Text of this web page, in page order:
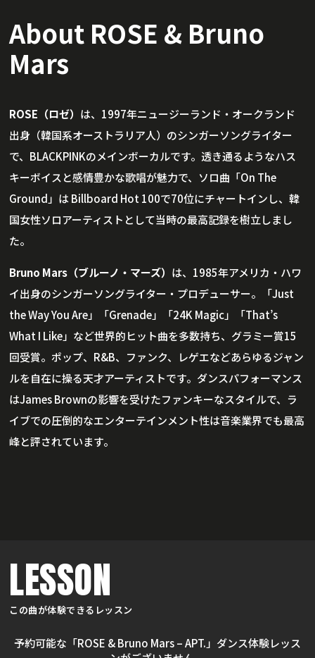
About ROSE & Bruno
Mars
ROSE（ロゼ） は、1997年ニュージーランド・オークランド
出身（韓国系オーストラリア人）のシンガーソングライター
で、BLACKPINKのメインボーカルです。透き通るようなハス
キーボイスと感情豊かな歌唱が魅力で、ソロ曲「On The
Ground」は Billboard Hot 100で70位にチャートインし、韓
国女性ソロアーティストとして当時の最高記録を樹立しまし
た。
Bruno Mars（ブルーノ・マーズ） は、1985年アメリカ・ハワ
イ出身のシンガーソングライター・プロデューサー。「Just
the Way You Are」「Grenade」「24K Magic」「That’s
What I Like」など世界的ヒット曲を多数持ち、グラミー賞15
回受賞。ポップ、R&B、ファンク、レゲエなどあらゆるジャン
ルを自在に操る天才アーティストです。ダンスパフォーマンス
はJames Brownの影響を受けたファンキーなスタイルで、ラ
イブでの圧倒的なエンターテインメント性は音楽業界でも最高
峰と評されています。
LESSON
この曲が体験できるレッスン
予約可能な「ROSE & Bruno Mars – APT.」ダンス体験レッス